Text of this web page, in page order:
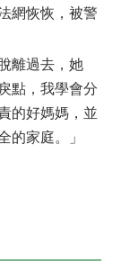
網恢恢，被警
離過去，她
點，我學會分
的好媽媽，並
的家庭。」